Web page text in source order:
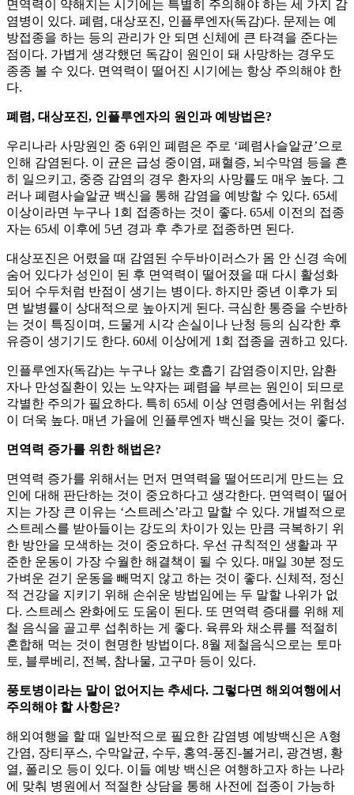
면역력이 약해지는 시기에는 특별히 주의해야 하는 세 가지 감
염병이 있다. 폐렴, 대상포진, 인플루엔자(독감)다. 문제는 예
방접종을 하는 등의 관리가 안 되면 신체에 큰 타격을 준다는
점이다. 가볍게 생각했던 독감이 원인이 돼 사망하는 경우도
종종 볼 수 있다. 면역력이 떨어진 시기에는 항상 주의해야 한
다.
폐렴, 대상포진, 인플루엔자의 원인과 예방법은?
우리나라 사망원인 중 6위인 폐렴은 주로 ‘폐렴사슬알균’으로
인해 감염된다. 이 균은 급성 중이염, 패혈증, 뇌수막염 등을 흔
히 일으키고, 중증 감염의 경우 환자의 사망률도 매우 높다. 그
러나 폐렴사슬알균 백신을 통해 감염을 예방할 수 있다. 65세
이상이라면 누구나 1회 접종하는 것이 좋다. 65세 이전의 접종
자는 65세 이후에 5년 경과 후 추가로 접종하면 된다.
대상포진은 어렸을 때 감염된 수두바이러스가 몸 안 신경 속에
숨어 있다가 성인이 된 후 면역력이 떨어졌을 때 다시 활성화
되어 수두처럼 반점이 생기는 병이다. 하지만 중년 이후가 되
면 발병률이 상대적으로 높아지게 된다. 극심한 통증을 수반하
는 것이 특징이며, 드물게 시각 손실이나 난청 등의 심각한 후
유증이 생기기도 한다. 60세 이상에게 1회 접종을 권하고 있다.
인플루엔자(독감)는 누구나 앓는 호흡기 감염증이지만, 암환
자나 만성질환이 있는 노약자는 폐렴을 부르는 원인이 되므로
각별한 주의가 필요하다. 특히 65세 이상 연령층에서는 위험성
이 더욱 높다. 매년 가을에 인플루엔자 백신을 맞는 것이 좋다.
면역력 증가를 위한 해법은?
면역력 증가를 위해서는 먼저 면역력을 떨어뜨리게 만드는 요
인에 대해 판단하는 것이 중요하다고 생각한다. 면역력이 떨어
지는 가장 큰 이유는 ‘스트레스’라고 말할 수 있다. 개별적으로
스트레스를 받아들이는 강도의 차이가 있는 만큼 극복하기 위
한 방안을 모색하는 것이 중요하다. 우선 규칙적인 생활과 꾸
준한 운동이 가장 수월한 해결책이 될 수 있다. 매일 30분 정도
가벼운 걷기 운동을 빼먹지 않고 하는 것이 좋다. 신체적, 정신
적 건강을 지키기 위해 손쉬운 방법임에는 두 말할 나위가 없
다. 스트레스 완화에도 도움이 된다. 또 면역력 증대를 위해 제
철 음식을 골고루 섭취하는 게 좋다. 육류와 채소류를 적절히
혼합해 먹는 것이 현명한 방법이다. 8월 제철음식으로는 토마
토, 블루베리, 전복, 참나물, 고구마 등이 있다.
풍토병이라는 말이 없어지는 추세다. 그렇다면 해외여행에서
주의해야 할 사항은?
해외여행을 할 때 일반적으로 필요한 감염병 예방백신은 A형
간염, 장티푸스, 수막알균, 수두, 홍역-풍진-볼거리, 광견병, 황
열, 폴리오 등이 있다. 이들 예방 백신은 여행하고자 하는 나라
에 맞춰 병원에서 적절한 상담을 통해 사전에 접종이 가능하